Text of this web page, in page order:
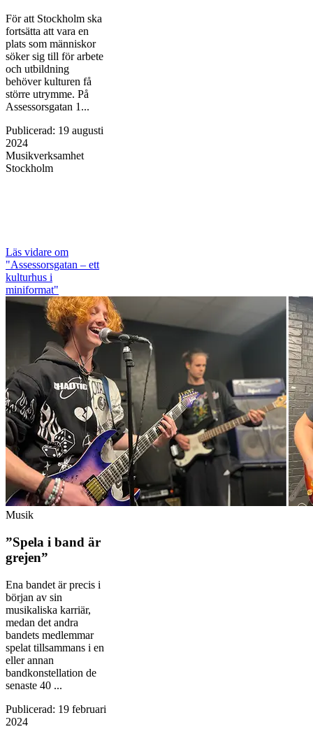
För att Stockholm ska
fortsätta att vara en
plats som människor
söker sig till för arbete
och utbildning
behöver kulturen få
större utrymme. På
Assessorsgatan 1...
Publicerad: 19 augusti
2024
Musikverksamhet
Stockholm
Läs vidare om
"Assessorsgatan – ett
kulturhus i
miniformat"
Musik
”Spela i band är
grejen”
Ena bandet är precis i
början av sin
musikaliska karriär,
medan det andra
bandets medlemmar
spelat tillsammans i en
eller annan
bandkonstellation de
senaste 40 ...
Publicerad: 19 februari
2024